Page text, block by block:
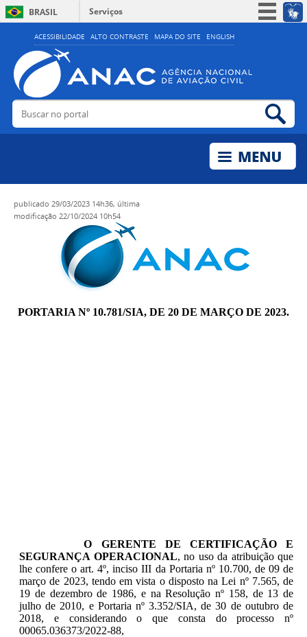
ACESSIBILIDADE ALTO CONTRASTE MAPA DO SITE ENGLISH
BRASIL
Serviços
Simplifique!
Acesso à informação
Legislação
Buscar no portal
publicado 29/03/2023 14h36, última
modificação 22/10/2024 10h54
PORTARIA Nº 10.781/SIA, DE 20 DE MARÇO DE 2023.
O GERENTE DE CERTIFICAÇÃO E
SEGURANÇA OPERACIONAL, no uso da atribuição que
lhe confere o art. 4º, inciso III da Portaria nº 10.700, de 09 de
março de 2023, tendo em vista o disposto na Lei nº 7.565, de
19 de dezembro de 1986, e na Resolução nº 158, de 13 de
julho de 2010, e Portaria nº 3.352/SIA, de 30 de outubro de
2018, e considerando o que consta do processo nº
00065.036373/2022-88,